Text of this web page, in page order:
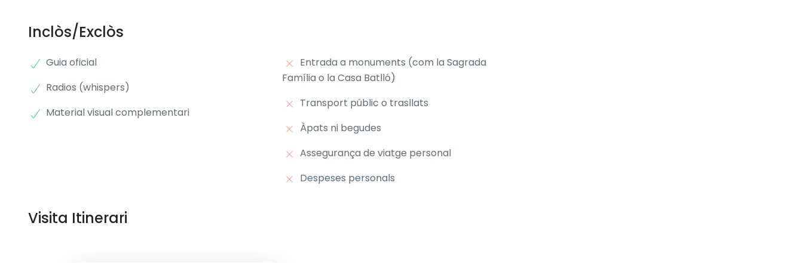
Inclòs/Exclòs
Guia oficial
Radios (whispers)
Material visual complementari
Entrada a monuments (com la Sagrada
Família o la Casa Batlló)
Transport públic o trasllats
Àpats ni begudes
Assegurança de viatge personal
Despeses personals
Visita Itinerari